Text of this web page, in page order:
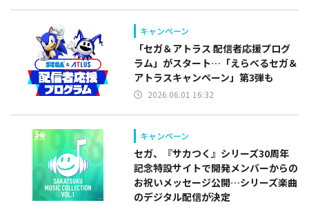
キャンペーン
「セガ＆アトラス 配信者応援プログ
ラム」がスタート…「えらべるセガ＆
アトラスキャンペーン」第3弾も
2026.06.01 16:32
キャンペーン
セガ、『サカつく』シリーズ30周年
記念特設サイトで開発メンバーからの
お祝いメッセージ公開…シリーズ楽曲
のデジタル配信が決定